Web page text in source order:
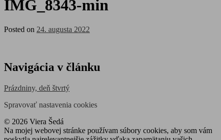
IMG_8343-min
Posted on 24. augusta 2022
Navigácia v článku
Prázdniny, deň štvrtý
Spravovať nastavenia cookies
© 2026 Viera Šedá
Na mojej webovej stránke používam súbory cookies, aby som vám